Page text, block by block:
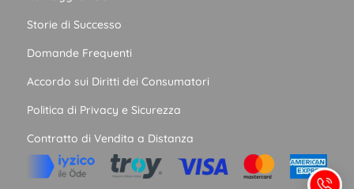
Storie di Successo
Domande Frequenti
Accordo sui Diritti dei Consumatori
Politica di Privacy e Sicurezza
Contratto di Vendita a Distanza